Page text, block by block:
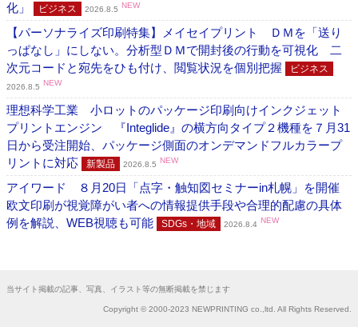
化」
ビジネス 2026.8.5 NEW
【パーソナライズ印刷特集】メイセイプリント ＤＭを「送り
っぱなし」にしない。分析型ＤＭで開封後の行動を可視化 二
次元コードと宛先をひも付け、閲覧状況を個別把握
ビジネス
2026.8.5 NEW
理想科学工業 小ロットのパッケージ印刷向けインクジェット
プリントエンジン 『Integlide』の横方向タイプ２機種を７月31
日から受注開始、パッケージ側面のオンデマンドフルカラープ
リントに対応
新製品 2026.8.5 NEW
アイワード ８月20日「点字・触知図セミナーin札幌」を開催
欧文印刷が視覚障がい者への情報提供手段や合理的配慮の具体
例を解説、WEB視聴も可能
SDGs・地域 2026.8.4 NEW
当サイト掲載の記事、写真、イラスト等の無断掲載を禁じます
Copyright © 2000-2023 NEWPRINTING co.,ltd. All Rights Reserved.